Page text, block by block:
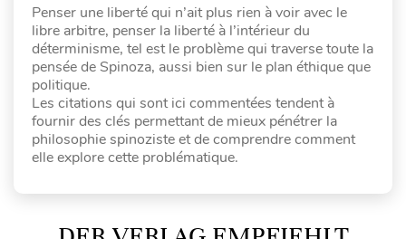
Penser une liberté qui n’ait plus rien à voir avec le
libre arbitre, penser la liberté à l’intérieur du
déterminisme, tel est le problème qui traverse toute la
pensée de Spinoza, aussi bien sur le plan éthique que
politique.
Les citations qui sont ici commentées tendent à
fournir des clés permettant de mieux pénétrer la
philosophie spinoziste et de comprendre comment
elle explore cette problématique.